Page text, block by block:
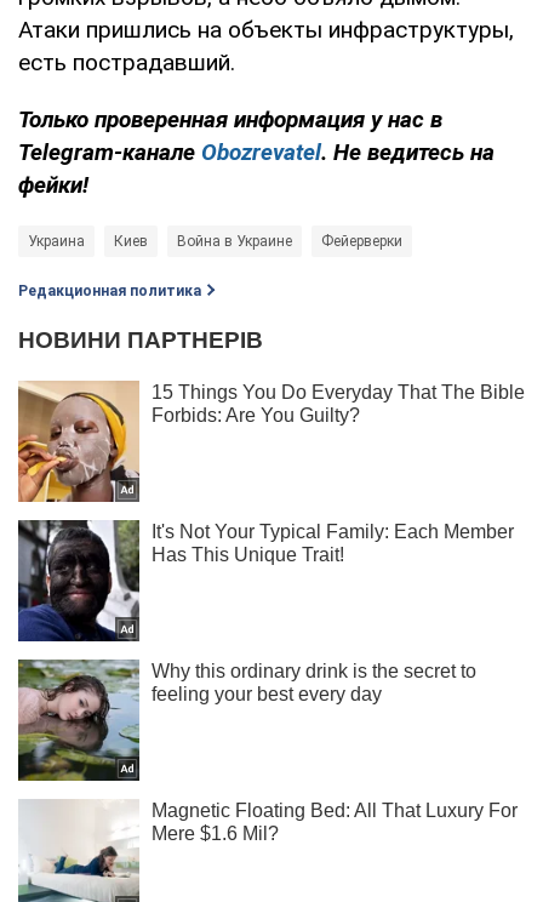
Атаки пришлись на объекты инфраструктуры,
есть пострадавший.
Только проверенная информация у нас в
Telegram-канале Obozrevatel. Не ведитесь на
фейки!
Украина Киев Война в Украине Фейерверки
Редакционная политика